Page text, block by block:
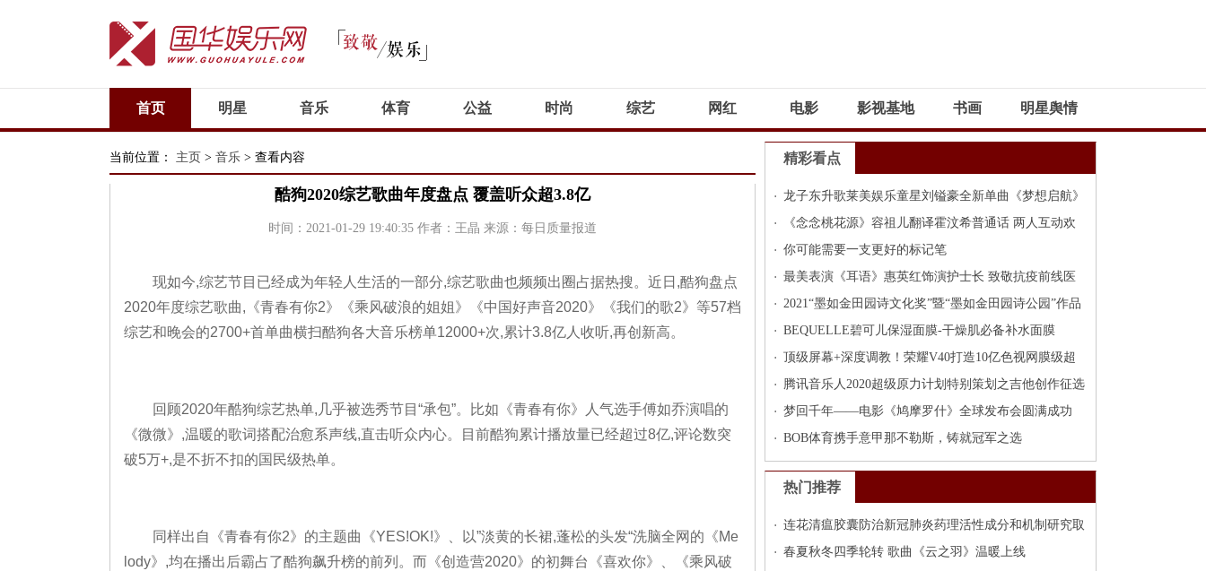
首页 明星 音乐 体育 公益 时尚 综艺 网红 电影 影视基地 书画 明星舆情
电视剧
当前位置： 主页 > 音乐 > 查看内容
酷狗2020综艺歌曲年度盘点 覆盖听众超3.8亿
时间：2021-01-29 19:40:35 作者：王晶 来源：每日质量报道
现如今,综艺节目已经成为年轻人生活的一部分,综艺歌曲也频频出圈占据热搜。近日,酷狗盘点
2020年度综艺歌曲,《青春有你2》《乘风破浪的姐姐》《中国好声音2020》《我们的歌2》等57档
综艺和晚会的2700+首单曲横扫酷狗各大音乐榜单12000+次,累计3.8亿人收听,再创新高。
回顾2020年酷狗综艺热单,几乎被选秀节目“承包”。比如《青春有你》人气选手傅如乔演唱的
《微微》,温暖的歌词搭配治愈系声线,直击听众内心。目前酷狗累计播放量已经超过8亿,评论数突
破5万+,是不折不扣的国民级热单。
同样出自《青春有你2》的主题曲《YES!OK!》、以”淡黄的长裙,蓬松的头发“洗脑全网的《Me
lody》,均在播出后霸占了酷狗飙升榜的前列。而《创造营2020》的初舞台《喜欢你》、《乘风破
精彩看点
龙子东升歌莱美娱乐童星刘镒豪全新单曲《梦想启航》
全网发行！
《念念桃花源》容祖儿翻译霍汶希普通话 两人互动欢
乐十足
你可能需要一支更好的标记笔
最美表演《耳语》惠英红饰演护士长 致敬抗疫前线医
护人员
2021“墨如金田园诗文化奖”暨“墨如金田园诗公园”作品
征集启事
BEQUELLE碧可儿保湿面膜-干燥肌必备补水面膜
顶级屏幕+深度调教！荣耀V40打造10亿色视网膜级超
感屏
腾讯音乐人2020超级原力计划特别策划之吉他创作征选
完美收官 年度吉他合辑重磅来袭
梦回千年——电影《鸠摩罗什》全球发布会圆满成功
BOB体育携手意甲那不勒斯，铸就冠军之选
热门推荐
连花清瘟胶囊防治新冠肺炎药理活性成分和机制研究取
得新进展
春夏秋冬四季轮转 歌曲《云之羽》温暖上线